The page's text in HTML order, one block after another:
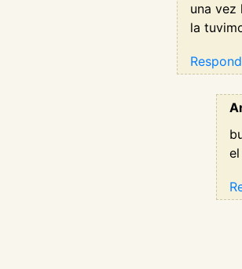
una vez
la